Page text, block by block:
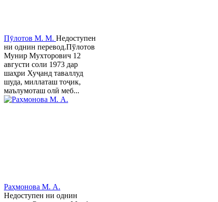
Пӯлотов М. М. Недоступен
ни однин перевод.Пўлотов
Мунир Мухторович 12
августи соли 1973 дар
шаҳри Хуҷанд таваллуд
шуда, миллаташ тоҷик,
маълумоташ олӣ меб...
Раҳмонова М. А.
Недоступен ни однин